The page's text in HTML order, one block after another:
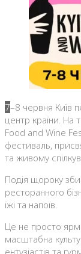
7–8 червня Київ перетвориться на головний гастрономічний
центр країни. На
Food and Wine
фестиваль,
та живому
Подія щороку
ресторанного
їжі та напоїв.
Це не просто
масштабна